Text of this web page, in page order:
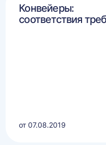
Конвейеры:
соответствия
от 07.08.2019